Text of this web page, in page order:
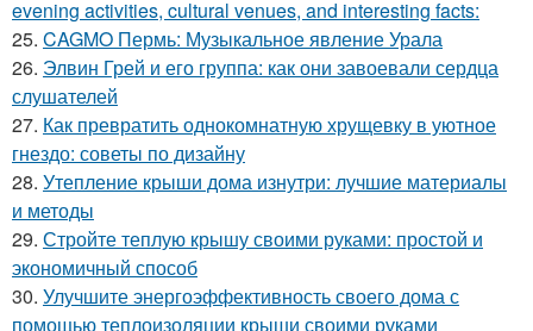
evening activities, cultural venues, and interesting facts:
25. CAGMO Пермь: Музыкальное явление Урала
26. Элвин Грей и его группа: как они завоевали сердца
слушателей
27. Как превратить однокомнатную хрущевку в уютное
гнездо: советы по дизайну
28. Утепление крыши дома изнутри: лучшие материалы
и методы
29. Стройте теплую крышу своими руками: простой и
экономичный способ
30. Улучшите энергоэффективность своего дома с
помощью теплоизоляции крыши своими руками